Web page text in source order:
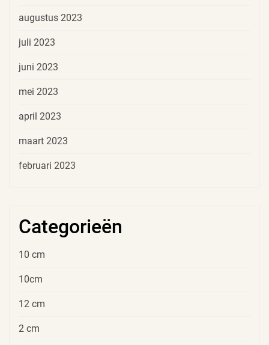
augustus 2023
juli 2023
juni 2023
mei 2023
april 2023
maart 2023
februari 2023
Categorieën
10 cm
10cm
12 cm
2 cm